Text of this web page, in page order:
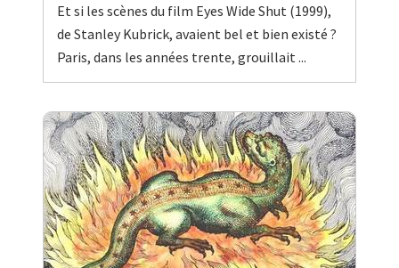
Et si les scènes du film Eyes Wide Shut (1999),
de Stanley Kubrick, avaient bel et bien existé ?
Paris, dans les années trente, grouillait ...